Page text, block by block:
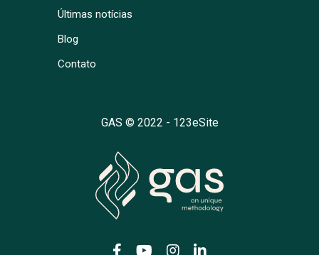
Últimas notícias
Blog
Contato
GAS © 2022 - 123eSite